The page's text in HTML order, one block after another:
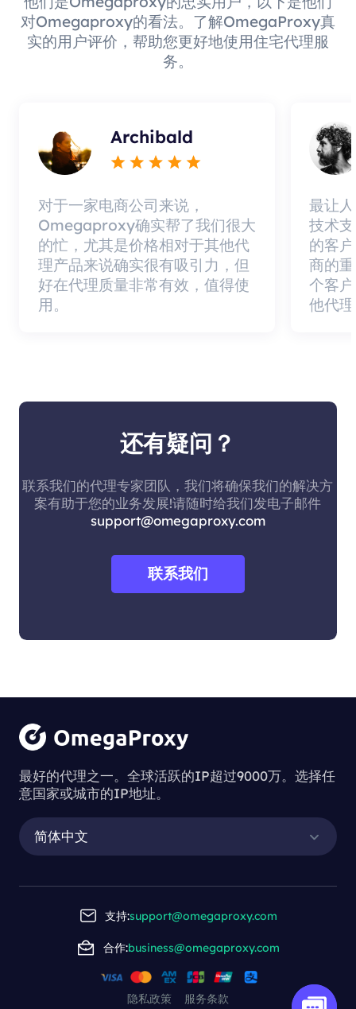
对Omegaproxy的看法。了解OmegaProxy真
实的用户评价，帮助您更好地使用住宅代理服
务。
Archibald
对于一家电商公司来说，
Omegaproxy确实帮了我们很大
的忙，尤其是价格相对于其他代
理产品来说确实很有吸引力，但
好在代理质量非常有效，值得使
用。
最让
技术
的客
商的
个客
他代
还有疑问？
联系我们的代理专家团队，我们将确保我们的解决方
案有助于您的业务发展!请随时给我们发电子邮件
support@omegaproxy.com
联系我们
最好的代理之一。全球活跃的IP超过9000万。选择任
意国家或城市的IP地址。
简体中文
支持:support@omegaproxy.com
合作:business@omegaproxy.com
隐私政策 服务条款